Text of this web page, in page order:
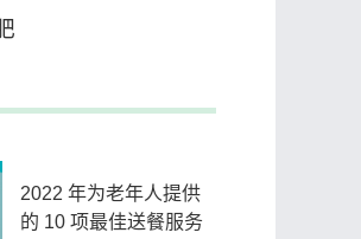
2022 年为老年人提供
的 10 项最佳送餐服务